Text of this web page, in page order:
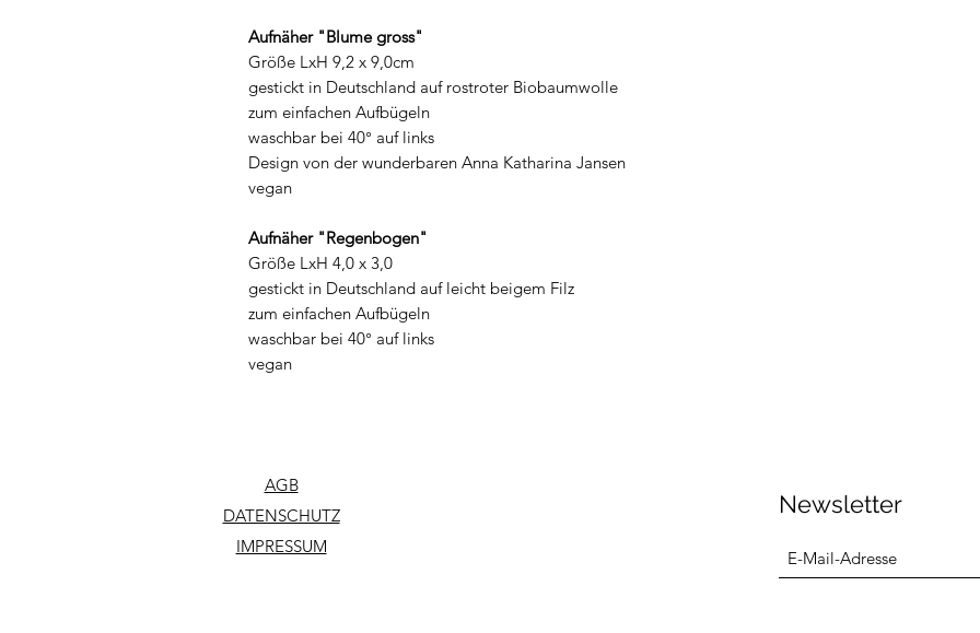
Aufnäher "Blume gross"
Größe LxH 9,2 x 9,0cm
gestickt in Deutschland auf rostroter Biobaumwolle
zum einfachen Aufbügeln
waschbar bei 40° auf links
Design von der wunderbaren Anna Katharina Jansen
vegan
Aufnäher "Regenbogen"
Größe LxH 4,0 x 3,0
gestickt in Deutschland auf leicht beigem Filz
zum einfachen Aufbügeln
waschbar bei 40° auf links
vegan
AGB
DATENSCHUTZ
IMPRESSUM
Newsletter